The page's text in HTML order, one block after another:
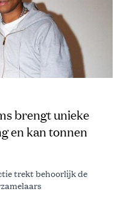
brengt unieke
en kan tonnen
trekt behoorlijk de